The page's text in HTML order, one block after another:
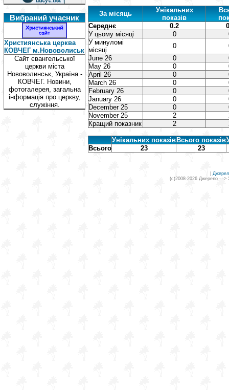
Вибраний учасник
Християнська церква
КОВЧЕГ м.Нововолиськ
Сайт євангельської
церкви міста
Нововолинськ, Україна -
КОВЧЕГ. Новини,
фотогалерея, загальна
інформація про церкву,
служіння.
За місяць
Унікальних
показів
Середнє
0.2
У цьому місяці
0
У минуломі
місяці
0
June 26
0
May 26
0
April 26
0
March 26
0
February 26
0
January 26
0
December 25
0
November 25
2
Кращий показник
2
Унікальних показів Всього показів
Всього
23 23
(c)2008-2026 Джерело - ->